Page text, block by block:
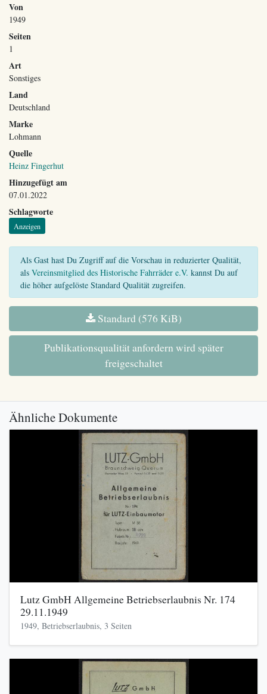
Von
1949
Seiten
1
Art
Sonstiges
Land
Deutschland
Marke
Lohmann
Quelle
Heinz Fingerhut
Hinzugefügt am
07.01.2022
Schlagworte
Anzeigen
Als Gast hast Du Zugriff auf die Vorschau in reduzierter Qualität,
als Vereinsmitglied des Historische Fahrräder e.V. kannst Du auf
die höher aufgelöste Standard Qualität zugreifen.
Standard (576 KiB)
Publikationsqualität anfordern wird später
freigeschaltet
Ähnliche Dokumente
Lutz GmbH Allgemeine Betriebserlaubnis Nr. 174
29.11.1949
1949, Betriebserlaubnis, 3 Seiten